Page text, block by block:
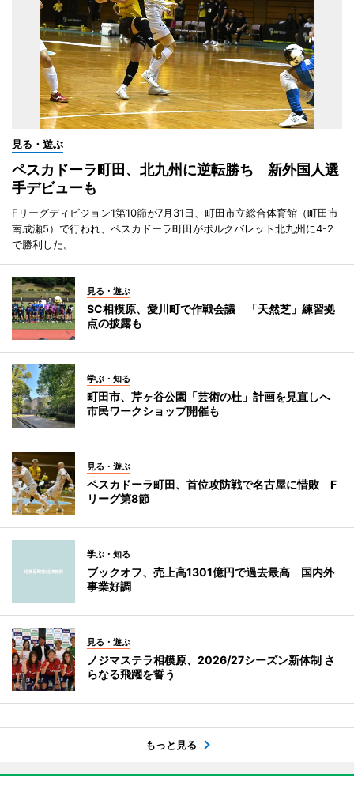
見る・遊ぶ
ペスカドーラ町田、北九州に逆転勝ち 新外国人選
手デビューも
Fリーグディビジョン1第10節が7月31日、町田市立総合体育館（町田市
南成瀬5）で行われ、ペスカドーラ町田がボルクバレット北九州に4-2
で勝利した。
見る・遊ぶ
SC相模原、愛川町で作戦会議 「天然芝」練習拠
点の披露も
学ぶ・知る
町田市、芹ヶ谷公園「芸術の杜」計画を見直しへ
市民ワークショップ開催も
見る・遊ぶ
ペスカドーラ町田、首位攻防戦で名古屋に惜敗 F
リーグ第8節
学ぶ・知る
ブックオフ、売上高1301億円で過去最高 国内外
事業好調
見る・遊ぶ
ノジマステラ相模原、2026/27シーズン新体制 さ
らなる飛躍を誓う
もっと見る